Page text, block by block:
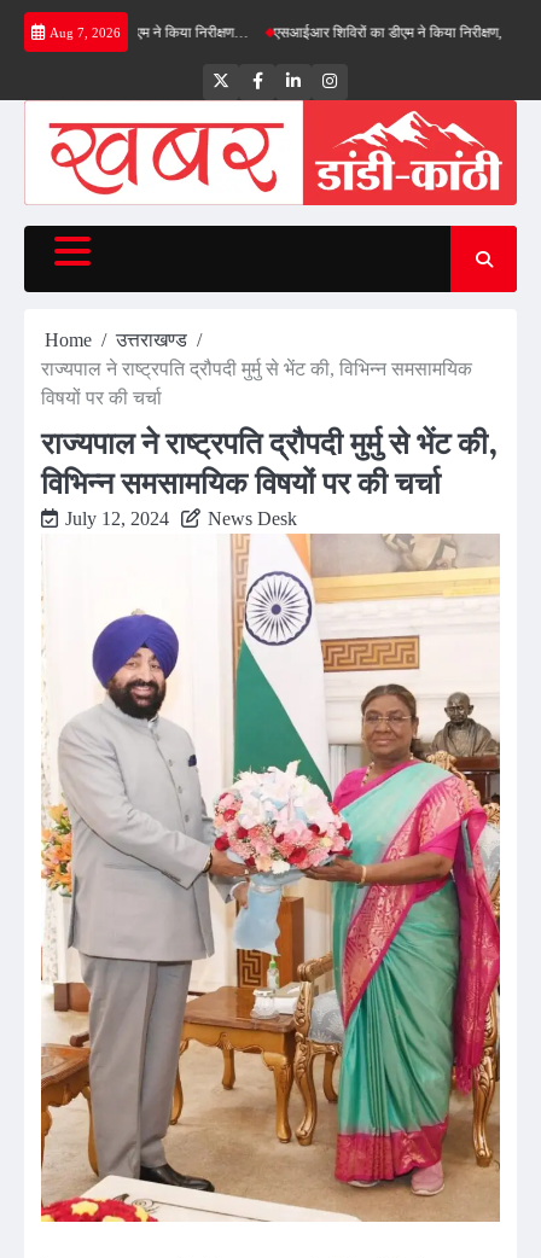
Skip
Aug 7, 2026
का डीएम ने किया निरीक्षण… एसआईआर शिविरों का डीएम ने किया निरीक्षण, बोले—कोई पात्र
TwitterFacebookLinkedInInstagram
Home
उत्तराखण्ड
राज्यपाल ने राष्ट्रपति द्रौपदी मुर्मु से भेंट की, विभिन्न समसामयिक
विषयों पर की चर्चा
राज्यपाल ने राष्ट्रपति द्रौपदी मुर्मु से भेंट की,
विभिन्न समसामयिक विषयों पर की चर्चा
July 12, 2024 News Desk